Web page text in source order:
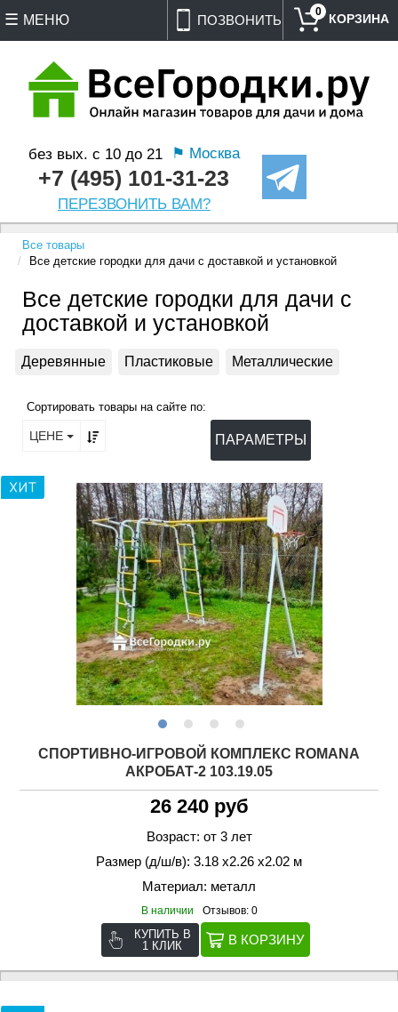
ПОЗВОНИТЬ
без вых. с 10 до 21 ⚑ Москва
+7 (495) 101-31-23
ПЕРЕЗВОНИТЬ ВАМ?
0
МЕНЮ
Все товары
Все детские городки для дачи с доставкой и установкой
Все детские городки для дачи с
доставкой и установкой
Деревянные Пластиковые Металлические
Сортировать товары на сайте по:
ЦЕНЕ ПАРАМЕТРЫ
СПОРТИВНО-ИГРОВОЙ КОМПЛЕКС ROMANA
АКРОБАТ-2 103.19.05
26 240 руб
Возраст: от 3 лет
Размер (д/ш/в): 3.18 х2.26 х2.02 м
Материал: металл
В наличии Отзывов: 0
КУПИТЬ В
1 КЛИК